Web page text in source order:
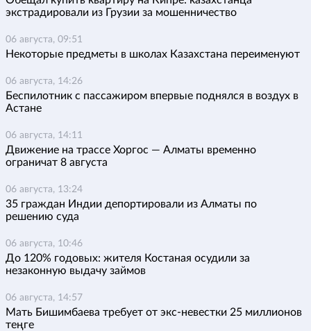
экстрадировали из Грузии за мошенничество
06 августа, 09:51
Некоторые предметы в школах Казахстана переименуют
06 августа, 14:26
Беспилотник с пассажиром впервые поднялся в воздух в
Астане
06 августа, 14:11
Движение на трассе Хоргос — Алматы временно
ограничат 8 августа
06 августа, 13:24
35 граждан Индии депортировали из Алматы по
решению суда
06 августа, 10:46
До 120% годовых: жителя Костаная осудили за
незаконную выдачу займов
06 августа, 14:57
Мать Бишимбаева требует от экс-невестки 25 миллионов
теңге